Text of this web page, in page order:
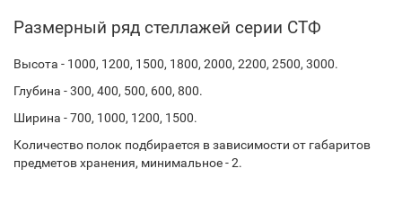
Размерный ряд стеллажей серии СТФ
Высота - 1000, 1200, 1500, 1800, 2000, 2200, 2500, 3000.
Глубина - 300, 400, 500, 600, 800.
Ширина - 700, 1000, 1200, 1500.
Количество полок подбирается в зависимости от габаритов
предметов хранения, минимальное - 2.